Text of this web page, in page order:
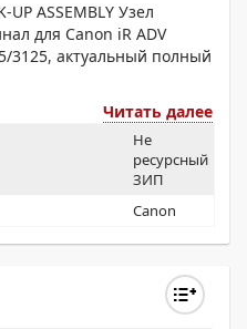
UP ASSEMBLY Узел
для Canon iR ADV
3125, актуальный полный
Читать далее
Не
ресурсный
ЗИП
Canon